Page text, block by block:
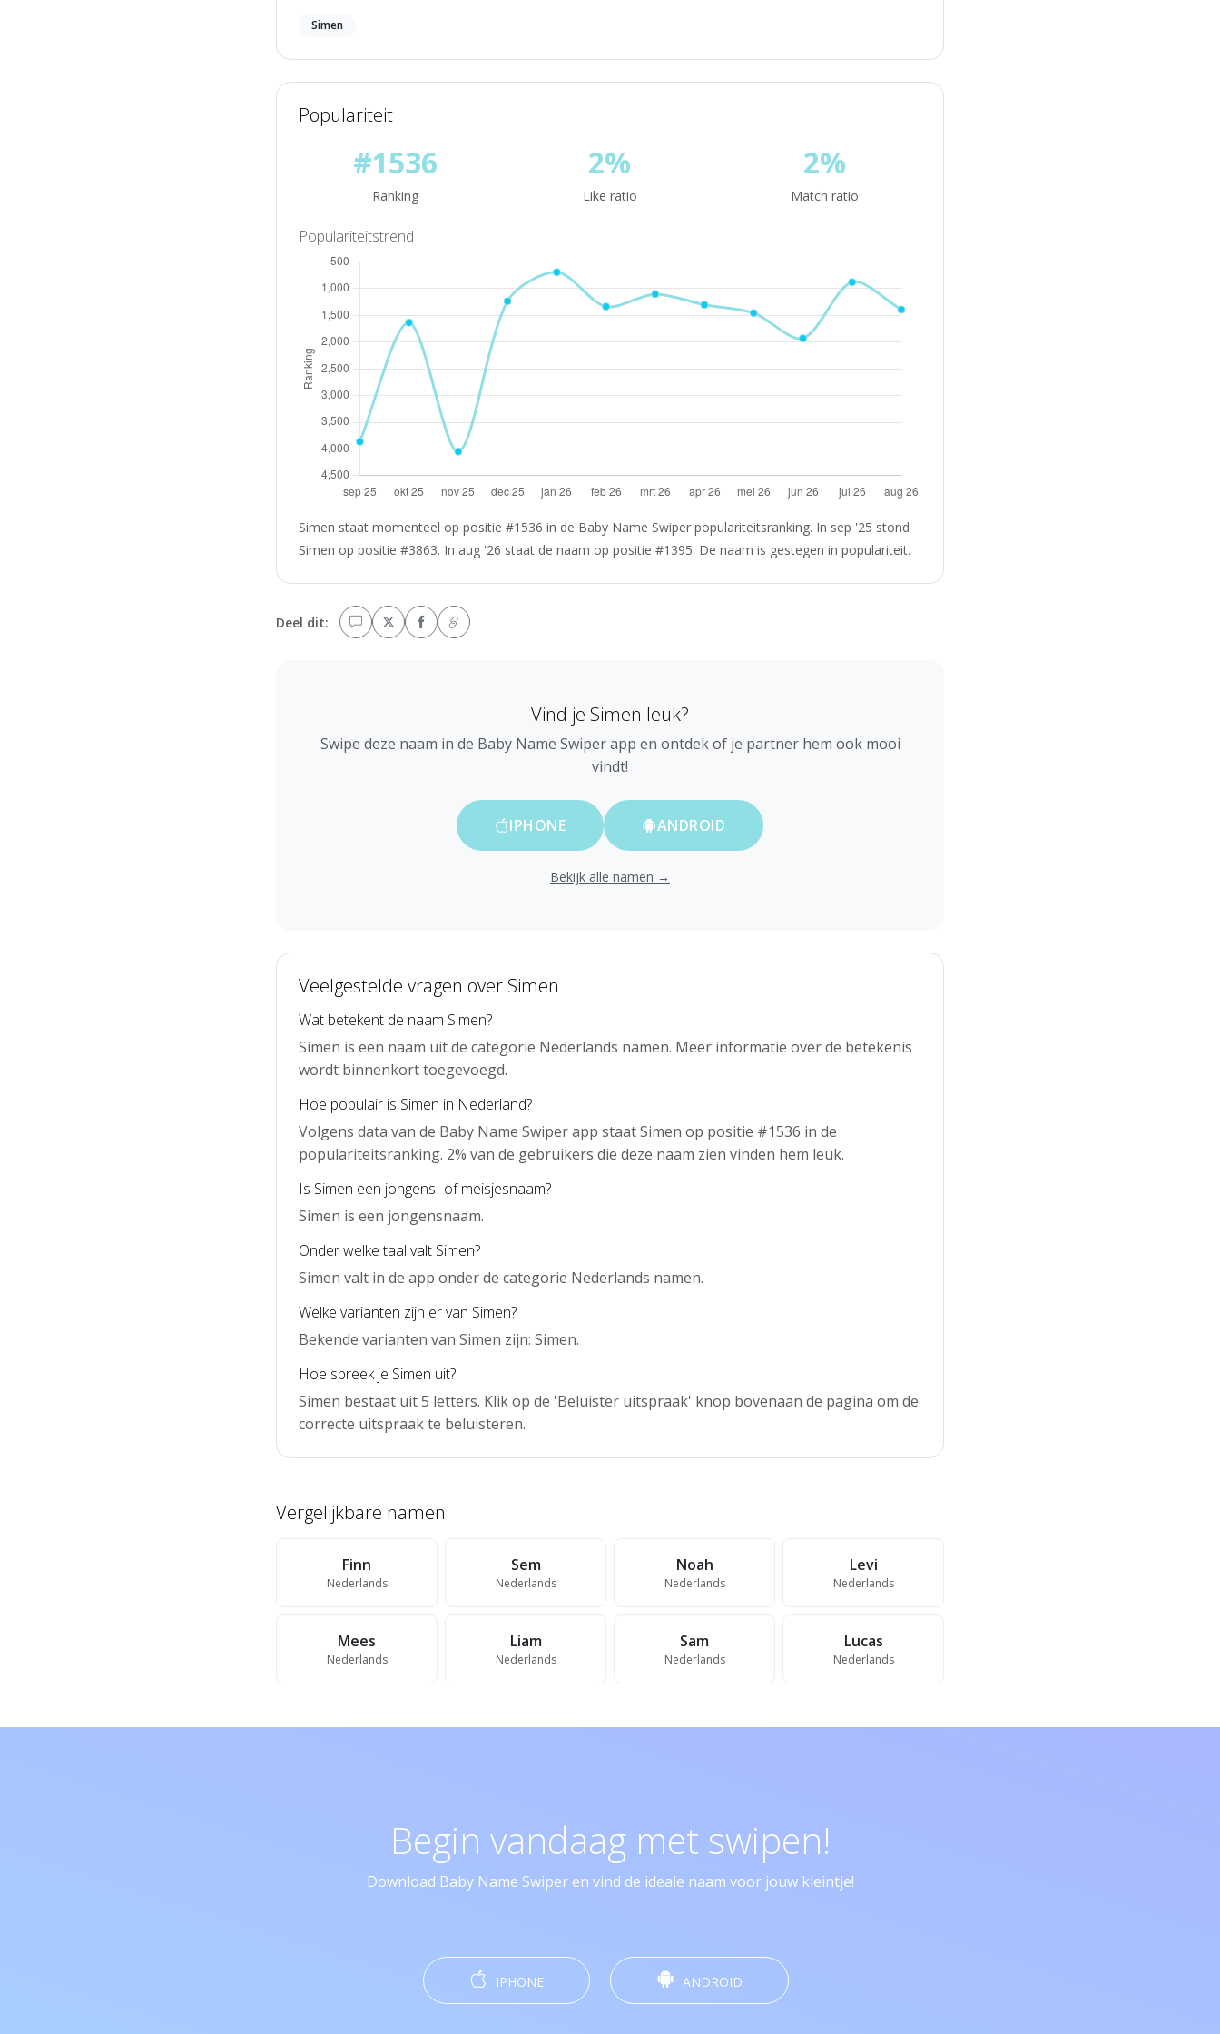
Simen
Populariteit
#1536
Ranking
2%
Like ratio
2%
Match ratio
Populariteitstrend
Simen staat momenteel op positie #1536 in de Baby Name Swiper populariteitsranking. In sep '25 stond
Simen op positie #3863. In aug '26 staat de naam op positie #1395. De naam is gestegen in populariteit.
Deel dit:
Vind je Simen leuk?
Swipe deze naam in de Baby Name Swiper app en ontdek of je partner hem ook mooi
vindt!
IPHONE ANDROID
Bekijk alle namen →
Veelgestelde vragen over Simen
Wat betekent de naam Simen?
Simen is een naam uit de categorie Nederlands namen. Meer informatie over de betekenis
wordt binnenkort toegevoegd.
Hoe populair is Simen in Nederland?
Volgens data van de Baby Name Swiper app staat Simen op positie #1536 in de
populariteitsranking. 2% van de gebruikers die deze naam zien vinden hem leuk.
Is Simen een jongens- of meisjesnaam?
Simen is een jongensnaam.
Onder welke taal valt Simen?
Simen valt in de app onder de categorie Nederlands namen.
Welke varianten zijn er van Simen?
Bekende varianten van Simen zijn: Simen.
Hoe spreek je Simen uit?
Simen bestaat uit 5 letters. Klik op de 'Beluister uitspraak' knop bovenaan de pagina om de
correcte uitspraak te beluisteren.
Vergelijkbare namen
Finn
Nederlands
Sem
Nederlands
Noah
Nederlands
Levi
Nederlands
Mees
Nederlands
Liam
Nederlands
Sam
Nederlands
Lucas
Nederlands
Begin vandaag met swipen!
Download Baby Name Swiper en vind de ideale naam voor jouw kleintje!
IPHONE ANDROID